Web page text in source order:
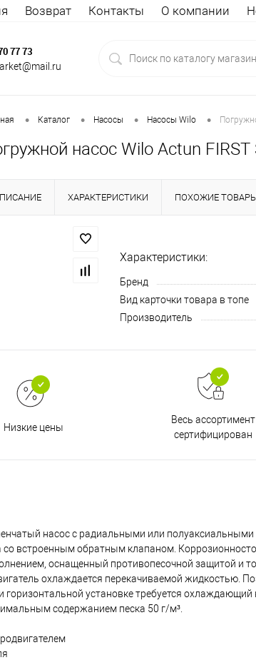
Возврат Контакты О компании
77 73
• Каталог • Насосы • Насосы Wilo •
насос Wilo Actun
ХАРАКТЕРИСТИКИ ПОХОЖИЕ
Характеристики:
Бренд
Вид карточки товара в топе
Производитель
Низкие цены
Весь ассортимент
сертифицирован
насос с радиальными или
со встроенным обратным клапаном.
оснащенный противопесочной защитой и
охлаждается перекачиваемой жидкостью.
горизонтальной установке требуется
содержанием песка 50 г/м³.